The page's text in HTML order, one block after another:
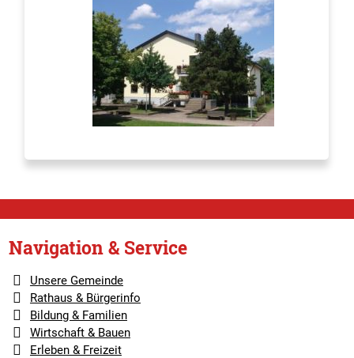
Navigation & Service
Unsere Gemeinde
Rathaus & Bürgerinfo
Bildung & Familien
Wirtschaft & Bauen
Erleben & Freizeit